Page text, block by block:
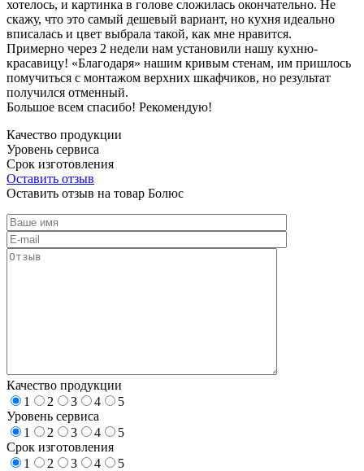
хотелось, и картинка в голове сложилась окончательно. Не
скажу, что это самый дешевый вариант, но кухня идеально
вписалась и цвет выбрала такой, как мне нравится.
Примерно через 2 недели нам установили нашу кухню-
красавицу! «Благодаря» нашим кривым стенам, им пришлось
помучиться с монтажом верхних шкафчиков, но результат
получился отменный.
Большое всем спасибо! Рекомендую!
Качество продукции
Уровень сервиса
Срок изготовления
Оставить отзыв
Оставить отзыв на товар Болюс
Качество продукции
1
2 3 4
5
Уровень сервиса
1
2 3 4
5
Срок изготовления
1
2 3 4
5